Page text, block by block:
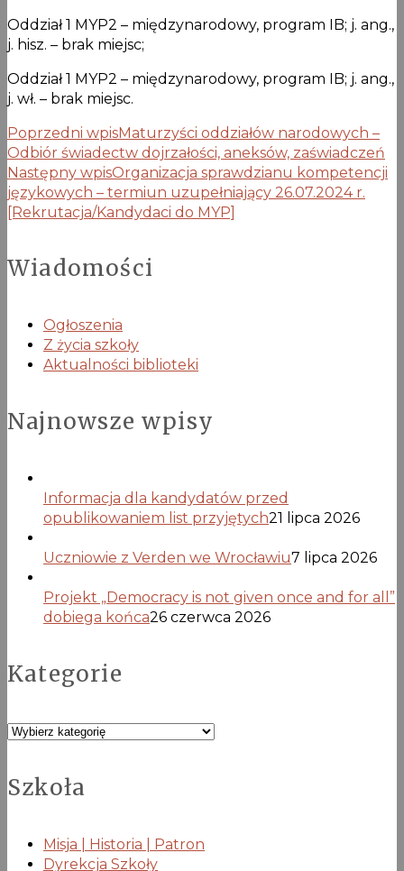
Oddział 1 MYP2 – międzynarodowy, program IB; j. ang.,
j. hisz. – brak miejsc;
Oddział 1 MYP2 – międzynarodowy, program IB; j. ang.,
j. wł. – brak miejsc.
Poprzedni wpisMaturzyści oddziałów narodowych –
Odbiór świadectw dojrzałości, aneksów, zaświadczeń
Następny wpisOrganizacja sprawdzianu kompetencji
językowych – termiun uzupełniający 26.07.2024 r.
[Rekrutacja/Kandydaci do MYP]
Wiadomości
Ogłoszenia
Z życia szkoły
Aktualności biblioteki
Najnowsze wpisy
Informacja dla kandydatów przed
opublikowaniem list przyjętych21 lipca 2026
Uczniowie z Verden we Wrocławiu7 lipca 2026
Projekt „Democracy is not given once and for all”
dobiega końca26 czerwca 2026
Kategorie
Kategorie
Szkoła
Misja | Historia | Patron
Dyrekcja Szkoły